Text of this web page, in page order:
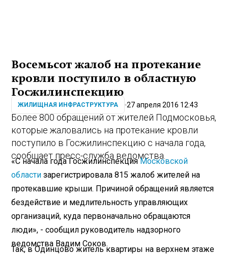
Восемьсот жалоб на протекание
кровли поступило в областную
Госжилинспекцию
ЖИЛИЩНАЯ ИНФРАСТРУКТУРА 27 апреля 2016 12:43
Более 800 обращений от жителей Подмосковья,
которые жаловались на протекание кровли
поступило в Госжилинспекцию с начала года,
сообщает пресс-служба ведомства.
«С начала года ГосжилинспекцияМосковской
области зарегистрировала 815 жалоб жителей на
протекавшие крыши. Причиной обращений является
бездействие и медлительность управляющих
организаций, куда первоначально обращаются
люди», - сообщил руководитель надзорного
ведомства Вадим Соков.
Так, в Одинцово житель квартиры на верхнем этаже